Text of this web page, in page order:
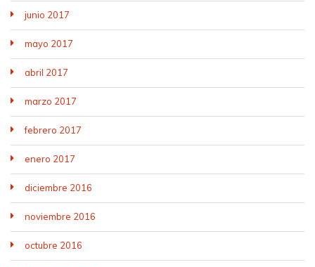
junio 2017
mayo 2017
abril 2017
marzo 2017
febrero 2017
enero 2017
diciembre 2016
noviembre 2016
octubre 2016